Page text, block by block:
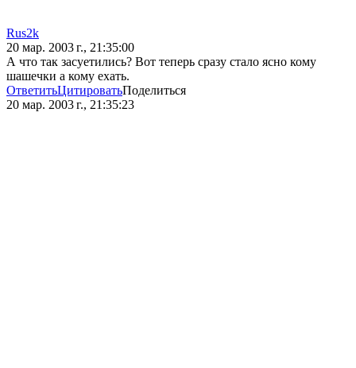
Rus2k
20 мар. 2003 г., 21:35:00
А что так засуетились? Вот теперь сразу стало ясно кому
шашечки а кому ехать.
ОтветитьЦитироватьПоделиться
20 мар. 2003 г., 21:35:23